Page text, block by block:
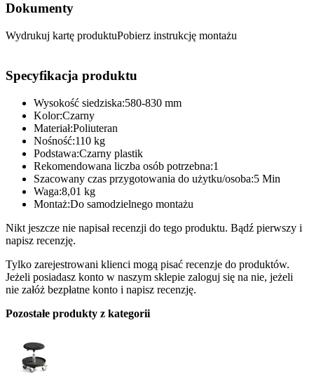
Dokumenty
Wydrukuj kartę produktuPobierz instrukcję montażu
Specyfikacja produktu
Wysokość siedziska:580-830 mm
Kolor:Czarny
Materiał:Poliuteran
Nośność:110 kg
Podstawa:Czarny plastik
Rekomendowana liczba osób potrzebna:1
Szacowany czas przygotowania do użytku/osoba:5 Min
Waga:8,01 kg
Montaż:Do samodzielnego montażu
Nikt jeszcze nie napisał recenzji do tego produktu. Bądź pierwszy i
napisz recenzję.
Tylko zarejestrowani klienci mogą pisać recenzje do produktów.
Jeżeli posiadasz konto w naszym sklepie zaloguj się na nie, jeżeli
nie załóż bezpłatne konto i napisz recenzję.
Pozostałe produkty z kategorii